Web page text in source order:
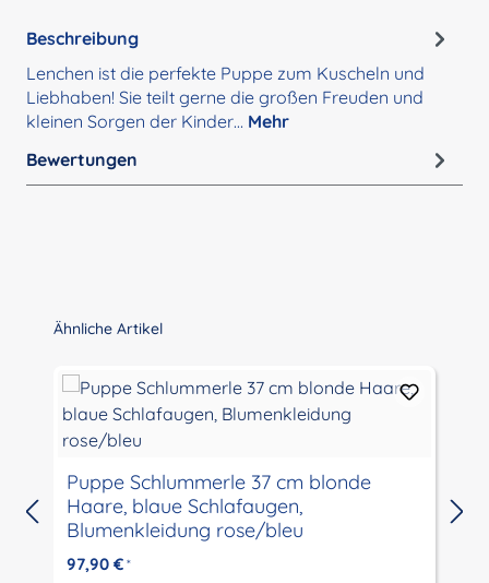
Beschreibung
Lenchen ist die perfekte Puppe zum Kuscheln und
Liebhaben! Sie teilt gerne die großen Freuden und
kleinen Sorgen der Kinder… Mehr
Bewertungen
Produktgalerie überspringen
Ähnliche Artikel
Puppe Schlummerle 37 cm blonde
Haare, blaue Schlafaugen,
Blumenkleidung rose/bleu
97,90 € *